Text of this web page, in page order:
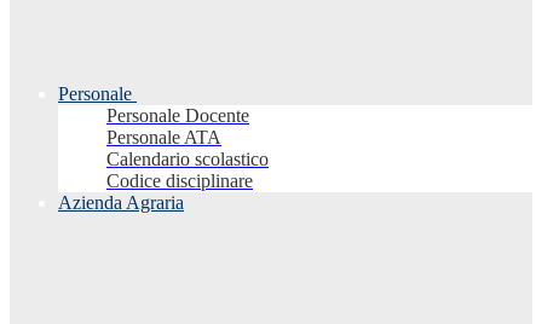
Personale
Personale Docente
Personale ATA
Calendario scolastico
Codice disciplinare
Azienda Agraria